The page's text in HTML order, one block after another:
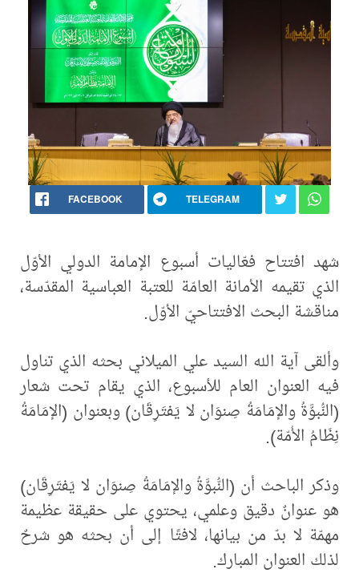
FACEBOOK TELEGRAM
شهد افتتاح فعّاليات أسبوع الإمامة الدولي الأوّل
الذي تقيمه الأمانة العامّة للعتبة العباسية المقدّسة،
مناقشة البحث الافتتاحيّ الأوّل.
وألقى آية الله السيد علي الميلاني بحثه الذي تناول
فيه العنوان العام للأسبوع، الذي يقام تحت شعار
(النُّبوَّةُ والإمَامَةُ صِنوَان لا يَفتَرِقَان) وبعنوان (الإمَامَةُ
نِظَامُ الأُمّة).
وذكر الباحث أن (النُّبوَّةُ والإمَامَةُ صِنوَان لا يَفتَرِقَان)
هو عنوانٌ دقيق وعلمي، يحتوي على حقيقة عظيمة
مهمّة لا بدّ من بيانها، لافتًا إلى أن بحثه هو شرحٌ
لذلك العنوان المبارك.